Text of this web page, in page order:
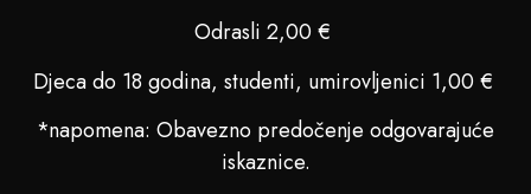
Odrasli 2,00 €
Djeca do 18 godina, studenti, umirovljenici 1,00 €
*napomena: Obavezno predočenje odgovarajuće
iskaznice.